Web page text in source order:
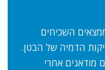
השכיחים
הדמיה של הבטן.
מודאגים אחרי